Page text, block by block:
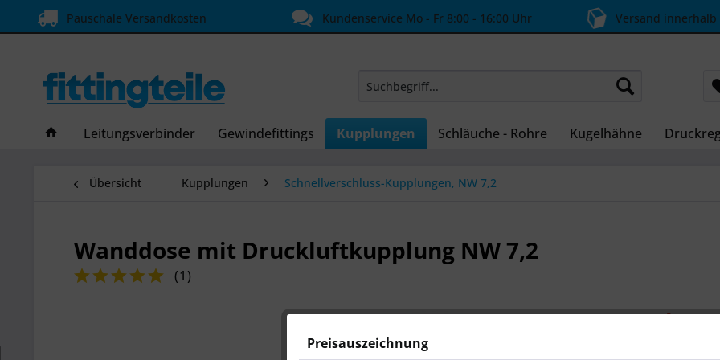
Pauschale Versandkosten Kundenservice Mo - Fr 8:00 - 16:00 Uhr Versand innerhalb
Leitungsverbinder Gewindefittings Kupplungen Schläuche - Rohre Kugelhähne
Übersicht Kupplungen Schnellverschluss-Kupplungen, NW 7,2
Wanddose mit Druckluftkupplung NW 7,2
(1 )
ab
Preisauszeichnung